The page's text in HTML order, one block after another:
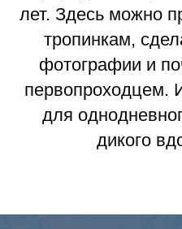
лет. Здесь можно
тропинкам,
фотографии и
первопроходцем.
для
дикого